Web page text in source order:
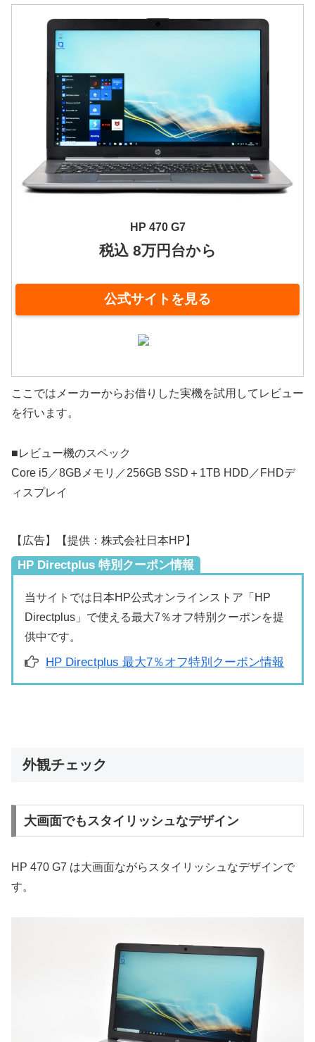
HP 470 G7
税込 8万円台から
公式サイトを見る
ここではメーカーからお借りした実機を試用してレビュー
を行います。
■レビュー機のスペック
Core i5／8GBメモリ／256GB SSD＋1TB HDD／FHDデ
ィスプレイ
【広告】【提供：株式会社日本HP】
HP Directplus 特別クーポン情報
当サイトでは日本HP公式オンラインストア「HP
Directplus」で使える最大7％オフ特別クーポンを提
供中です。
HP Directplus 最大7％オフ特別クーポン情報
外観チェック
大画面でもスタイリッシュなデザイン
HP 470 G7 は大画面ながらスタイリッシュなデザインで
す。